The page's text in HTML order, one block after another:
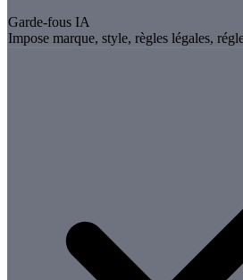
Garde-fous IA
Impose marque, style, règles légales,